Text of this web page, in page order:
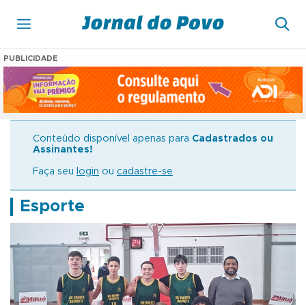
PUBLICIDADE
Conteúdo disponível apenas para Cadastrados ou
Assinantes!
Faça seu login ou cadastre-se
Esporte